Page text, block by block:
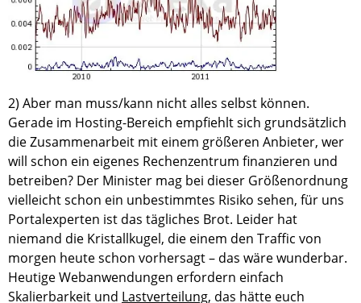
2) Aber man muss/kann nicht alles selbst können.
Gerade im Hosting-Bereich empfiehlt sich grundsätzlich
die Zusammenarbeit mit einem größeren Anbieter, wer
will schon ein eigenes Rechenzentrum finanzieren und
betreiben? Der Minister mag bei dieser Größenordnung
vielleicht schon ein unbestimmtes Risiko sehen, für uns
Portalexperten ist das tägliches Brot. Leider hat
niemand die Kristallkugel, die einem den Traffic von
morgen heute schon vorhersagt – das wäre wunderbar.
Heutige Webanwendungen erfordern einfach
Skalierbarkeit und Lastverteilung, das hätte euch